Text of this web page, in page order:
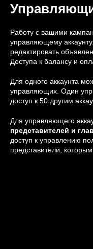
Работу с вашими
управляющему
редактировать
Доступа к балансу и
Для одного аккаунта
управляющих. Один
доступ к 50 другим
Для управляющего
представителей и
доступ к управлению
представители,